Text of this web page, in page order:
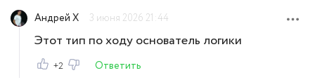
Андрей Х 3 июня 2026 21:44
Этот тип по ходу основатель логики
+2
Ответить